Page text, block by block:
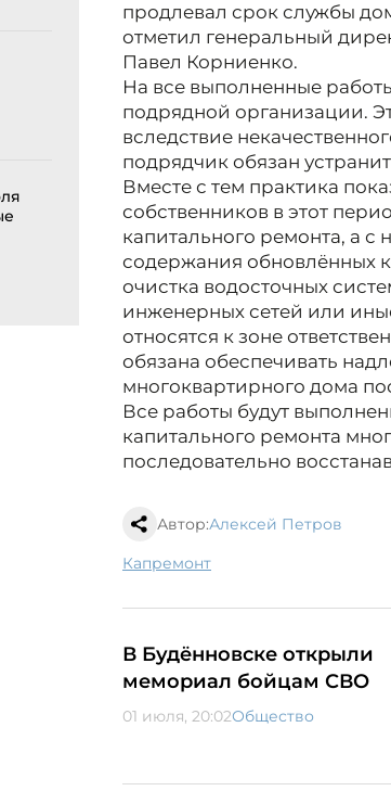
продлевал срок службы
отметил генеральный
Павел Корниенко.
На все выполненные
подрядной организации.
вследствие
подрядчик обязан
Вместе с тем практика
собственников в этот
капитального ремонта, а
содержания обновлённых
очистка водосточных
инженерных сетей или
относятся к зоне
обязана обеспечивать
многоквартирного дома
Все работы будут
капитального ремонта
последовательно
Автор:Алексей Петров
капремонт
В Будённовске открыли
мемориал бойцам СВО
01 июля, 20:02Общество